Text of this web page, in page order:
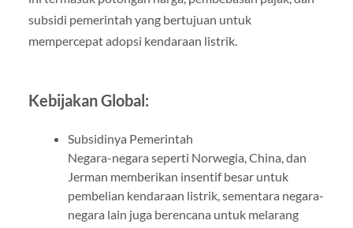
subsidi pemerintah yang bertujuan untuk
mempercepat adopsi kendaraan listrik.
Kebijakan Global:
Subsidinya Pemerintah
Negara-negara seperti Norwegia, China, dan
Jerman memberikan insentif besar untuk
pembelian kendaraan listrik, sementara negara-
negara lain juga berencana untuk melarang